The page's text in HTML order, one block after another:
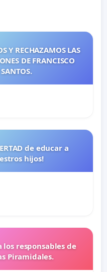
Y RECHAZAMOS LAS
DE FRANCISCO
SANTOS.
de educar a
hijos!
los responsables de
Piramidales.